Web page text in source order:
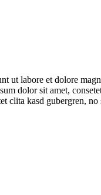
labore et dolore
dolor sit amet,
clita kasd gubergren,